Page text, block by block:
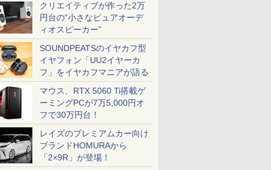
クリエイティブが作った2万
円台の“小さなピュアオーデ
ィオスピーカー”
SOUNDPEATSのイヤカフ型
イヤフォン「UU2イヤーカ
フ」をイヤカフマニアが語る
マウス、RTX 5060 Ti搭載ゲ
ーミングPCが7万5,000円オ
フで30万円台！
レイズのプレミアムカー向け
ブランドHOMURAから
「2×9R」が登場！